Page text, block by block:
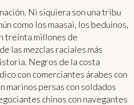
Ni siquiera son una tribu
como los maasai, los beduinos,
treinta millones de
las mezclas raciales más
Negros de la costa
con comerciantes árabes con
marinos persas con soldados
chinos con navegantes